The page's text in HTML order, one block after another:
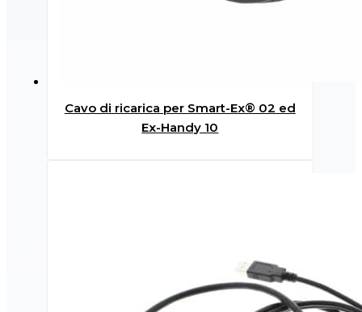
Cavo di ricarica per Smart-Ex® 02 ed
Ex-Handy 10